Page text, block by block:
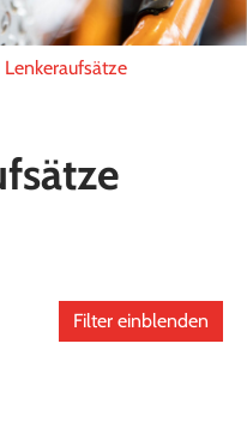
Lenkeraufsätze
Filter einblenden